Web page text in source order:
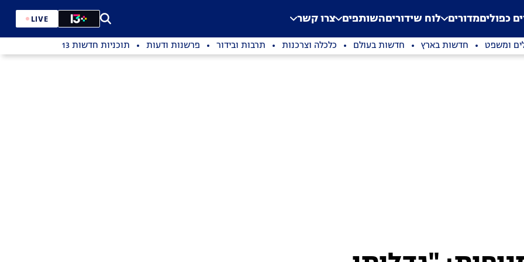
Application error: a
. כפוליםמדורים לוח שידוריםהשותפים צרו קשר LIVE
ומשפט חדשות בארץ חדשות בעולם כלכלה וצרכנות תרבות ובידור פרשנות ודעות תוכניות חדשות 13